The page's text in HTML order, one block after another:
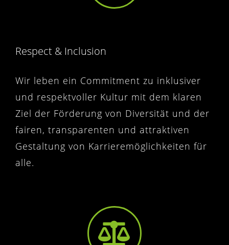
Respect & Inclusion
Wir leben ein Commitment zu inklusiver
und respektvoller Kultur mit dem klaren
Ziel der Förderung von Diversität und der
fairen, transparenten und attraktiven
Gestaltung von Karrieremöglichkeiten für
alle.